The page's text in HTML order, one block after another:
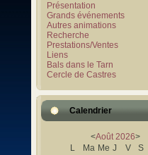
Présentation
Grands événements
Autres animations
Recherche
Prestations/Ventes
Liens
Bals dans le Tarn
Cercle de Castres
Calendrier
<Août 2026>
L
Ma Me J V S